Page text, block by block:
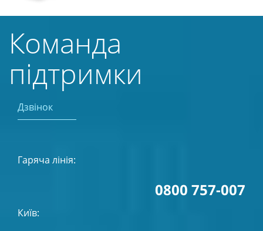
Команда
підтримки
Дзвінок
Гаряча лінія:
0800 757-007
Київ: